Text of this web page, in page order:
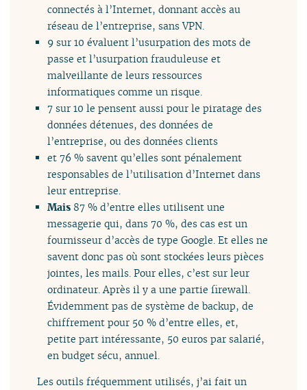
connectés à l’Internet, donnant accès au
réseau de l’entreprise, sans VPN.
9 sur 10 évaluent l’usurpation des mots de
passe et l’usurpation frauduleuse et
malveillante de leurs ressources
informatiques comme un risque.
7 sur 10 le pensent aussi pour le piratage des
données détenues, des données de
l’entreprise, ou des données clients
et 76 % savent qu’elles sont pénalement
responsables de l’utilisation d’Internet dans
leur entreprise.
Mais87 % d’entre elles utilisent une
messagerie qui, dans 70 %, des cas est un
fournisseur d’accès de type Google. Et elles ne
savent donc pas où sont stockées leurs pièces
jointes, les mails. Pour elles, c’est sur leur
ordinateur. Après il y a une partie firewall.
Évidemment pas de système de backup, de
chiffrement pour 50 % d’entre elles, et,
petite part intéressante, 50 euros par salarié,
en budget sécu, annuel.
Les outils fréquemment utilisés, j’ai fait un